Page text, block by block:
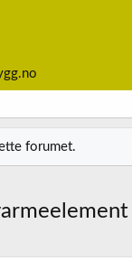
forumet.